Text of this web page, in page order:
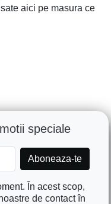
aici pe masura ce
speciale
În acest scop,
de contact în